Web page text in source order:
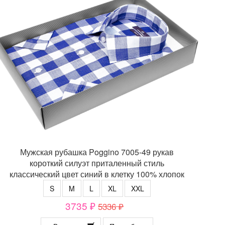
Мужская рубашка Poggino 7005-49 рукав
короткий силуэт приталенный стиль
классический цвет синий в клетку 100% хлопок
S M L XL XXL
3735 ₽ 5336 ₽